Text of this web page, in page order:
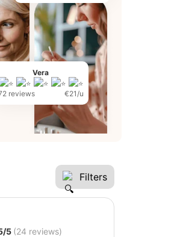
Vera
reviews €21/u
Filters
5 (24 reviews)